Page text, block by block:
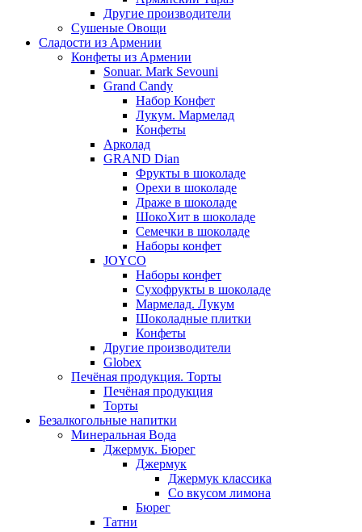
Другие производители
Сушеные Овощи
Сладости из Армении
Конфеты из Армении
Sonuar. Mark Sevouni
Grand Candy
Набор Конфет
Лукум. Мармелад
Конфеты
Арколад
GRAND Dian
Фрукты в шоколаде
Орехи в шоколаде
Драже в шоколаде
ШокоХит в шоколаде
Семечки в шоколаде
Наборы конфет
JOYCO
Наборы конфет
Сухофрукты в шоколаде
Мармелад. Лукум
Шоколадные плитки
Конфеты
Другие производители
Globex
Печёная продукция. Торты
Печёная продукция
Торты
Безалкогольные напитки
Минеральная Вода
Джермук. Бюрег
Джермук
Джермук классика
Со вкусом лимона
Бюрег
Татни